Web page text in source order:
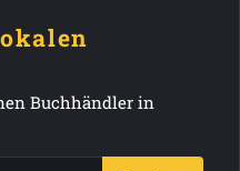
Buchhändler in